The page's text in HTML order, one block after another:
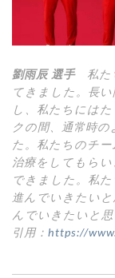
劉雨辰 選手私た
てきました。長
し、私たちには
クの間、通常時
た。私たちのチ
治療をしてもら
できました。私
進んでいきたい
んでいきたいと思
引用： https://